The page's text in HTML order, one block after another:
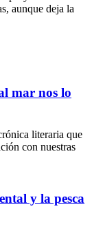
aunque deja la
mar nos lo
literaria que
con nuestras
y la pesca